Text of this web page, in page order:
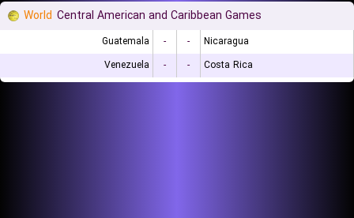
World Central American and Caribbean Games
Guatemala - -
Nicaragua
Venezuela
- - Costa Rica